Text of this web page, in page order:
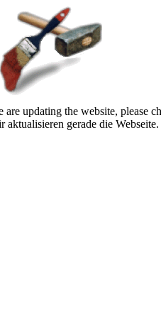
are updating the website, please
aktualisieren gerade die